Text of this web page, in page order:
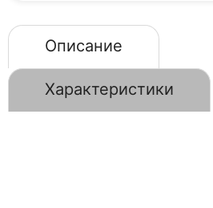
Описание
Характеристики